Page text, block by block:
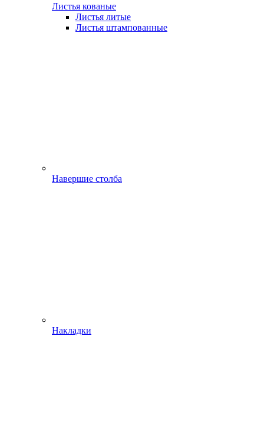
Листья кованые
Листья литые
Листья штампованные
Навершие столба
Накладки